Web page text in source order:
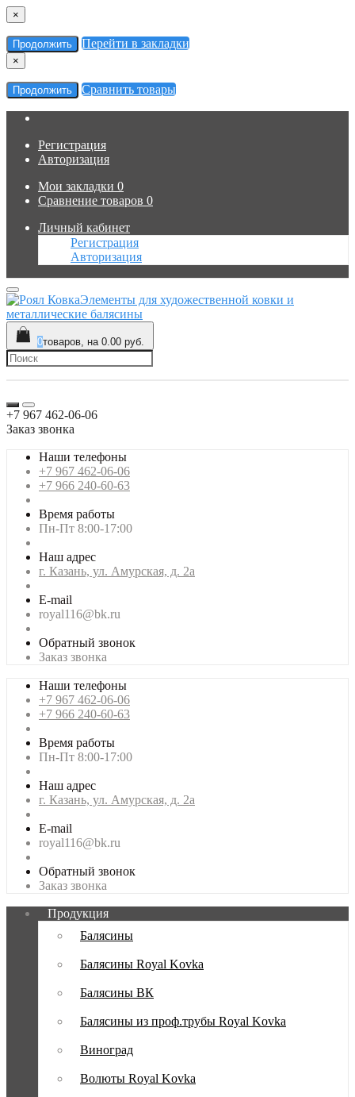
×
Продолжить Перейти в закладки
×
Продолжить Сравнить товары
Регистрация
Авторизация
Мои закладки 0
Сравнение товаров 0
Личный кабинет
Регистрация
Авторизация
Элементы для художественной ковки и
металлические балясины
0товаров, на 0.00 руб.
+7 967 462-06-06
Заказ звонка
Наши телефоны
+7 967 462-06-06
+7 966 240-60-63
Время работы
Пн-Пт 8:00-17:00
Наш адрес
г. Казань, ул. Амурская, д. 2а
E-mail
royal116@bk.ru
Обратный звонок
Заказ звонка
Наши телефоны
+7 967 462-06-06
+7 966 240-60-63
Время работы
Пн-Пт 8:00-17:00
Наш адрес
г. Казань, ул. Амурская, д. 2а
E-mail
royal116@bk.ru
Обратный звонок
Заказ звонка
Продукция
Балясины
Балясины Royal Kovka
Балясины ВК
Балясины из проф.трубы Royal Kovka
Виноград
Волюты Royal Kovka